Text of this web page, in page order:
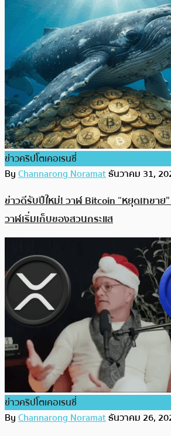
ข่าวคริปโตเคอเรนซี่
ByChannarong Noramatธันวาคม 31,
ข่าวดีรับปีใหม่! วาฬ Bitcoin “หยุดเทขาย
วาฬเริ่มเก็บของสวนกระแส
ข่าวคริปโตเคอเรนซี่
ByChannarong Noramatธันวาคม 26,